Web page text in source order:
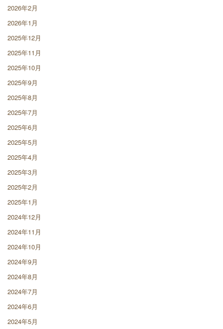
2026年2月
2026年1月
2025年12月
2025年11月
2025年10月
2025年9月
2025年8月
2025年7月
2025年6月
2025年5月
2025年4月
2025年3月
2025年2月
2025年1月
2024年12月
2024年11月
2024年10月
2024年9月
2024年8月
2024年7月
2024年6月
2024年5月